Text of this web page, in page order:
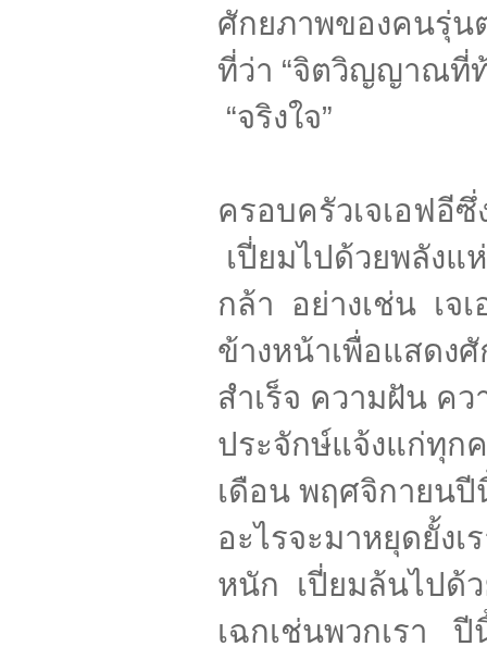
ศักยภาพของคนรุ่
ที่ว่า “จิตวิญญาณที่ท้
“จริงใจ”
ครอบครัวเจเอฟอี
เปี่ยมไปด้วยพลังแ
กล้า อย่างเช่น เจ
ข้างหน้าเพื่อแสดง
สำเร็จ ความฝัน คว
ประจักษ์แจ้งแก่ทุก
เดือน พฤศจิกายนปี
อะไรจะมาหยุดยั้ง
หนัก เปี่ยมล้นไปด้
เฉกเช่นพวกเรา ปี